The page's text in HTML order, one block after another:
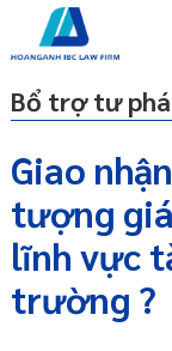
Bổ trợ tư
Giao
tượng
lĩnh vực
trường ?
phí qua zalo
sư trực tuyến
ty/doanh nghiệp
gói